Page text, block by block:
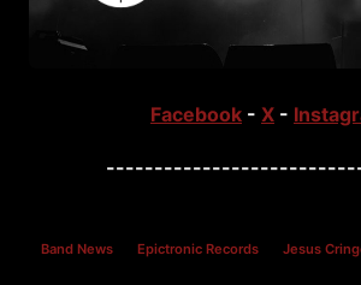
Facebook - X -
Band News Epictronic Records Jesus